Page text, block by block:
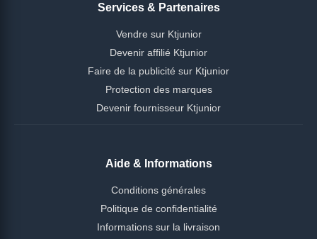
Services & Partenaires
Vendre sur Ktjunior
Devenir affilié Ktjunior
Faire de la publicité sur Ktjunior
Protection des marques
Devenir fournisseur Ktjunior
Aide & Informations
Conditions générales
Politique de confidentialité
Informations sur la livraison